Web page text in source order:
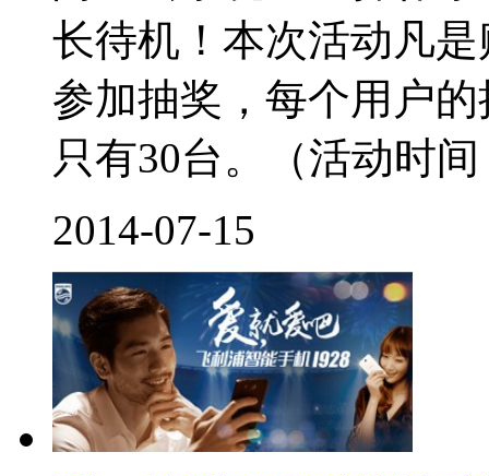
长待机！本次活动凡
参加抽奖，每个用户
只有30台。（活动时
2014-07-15